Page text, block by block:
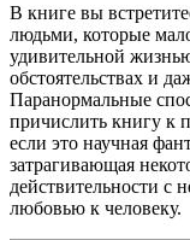
В книге вы
людьми, которые
удивительной
обстоятельствах и
Паранормальные
причислить книгу к
если это научная
затрагивающая
действительности с
любовью к человеку.